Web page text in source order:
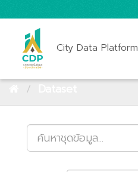
City Data Platform